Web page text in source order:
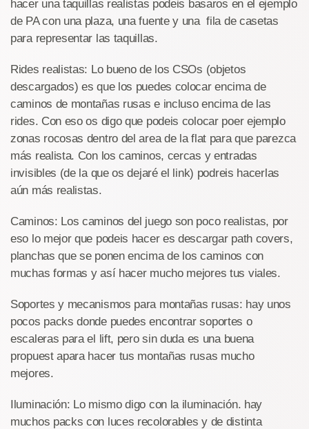
hacer una taquillas realistas podeis basaros en el ejemplo
de PA con una plaza, una fuente y una fila de casetas
para representar las taquillas.
Rides realistas: Lo bueno de los CSOs (objetos
descargados) es que los puedes colocar encima de
caminos de montañas rusas e incluso encima de las
rides. Con eso os digo que podeis colocar poer ejemplo
zonas rocosas dentro del area de la flat para que parezca
más realista. Con los caminos, cercas y entradas
invisibles (de la que os dejaré el link) podreis hacerlas
aún más realistas.
Caminos: Los caminos del juego son poco realistas, por
eso lo mejor que podeis hacer es descargar path covers,
planchas que se ponen encima de los caminos con
muchas formas y así hacer mucho mejores tus viales.
Soportes y mecanismos para montañas rusas: hay unos
pocos packs donde puedes encontrar soportes o
escaleras para el lift, pero sin duda es una buena
propuest apara hacer tus montañas rusas mucho
mejores.
Iluminación: Lo mismo digo con la iluminación. hay
muchos packs con luces recolorables y de distinta